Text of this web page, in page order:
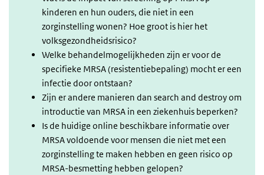
kinderen en hun ouders, die niet in een
zorginstelling wonen? Hoe groot is hier het
volksgezondheidsrisico?
Welke behandelmogelijkheden zijn er voor de
specifieke MRSA (resistentiebepaling) mocht er een
infectie door ontstaan?
Zijn er andere manieren dan search and destroy om
introductie van MRSA in een ziekenhuis beperken?
Is de huidige online beschikbare informatie over
MRSA voldoende voor mensen die niet met een
zorginstelling te maken hebben en geen risico op
MRSA-besmetting hebben gelopen?